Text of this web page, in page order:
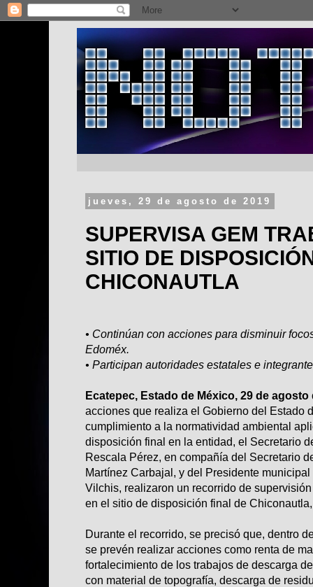
jueves, 29 de agosto de 2019
SUPERVISA GEM
SITIO DE
CHICONAUTLA
• Continúan con acciones para disminuir
Edoméx.
• Participan autoridades estatales e
Ecatepec, Estado de México, 29 de agosto
acciones que realiza el Gobierno del Estado
cumplimiento a la normatividad ambiental
disposición final en la entidad, el Secretario
Rescala Pérez, en compañía del Secretario
Martínez Carbajal, y del Presidente
Vilchis, realizaron un recorrido de
en el sitio de disposición final de
Durante el recorrido, se precisó que, dentro
se prevén realizar acciones como renta de
fortalecimiento de los trabajos de descarga
con material de topografía, descarga de